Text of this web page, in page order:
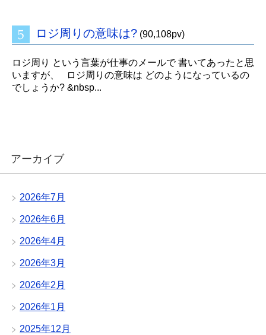
ロジ周りの意味は? (90,108pv)
ロジ周り という言葉が仕事のメールで 書いてあったと思
いますが、 ロジ周りの意味は どのようになっているの
でしょうか? &nbsp...
アーカイブ
2026年7月
2026年6月
2026年4月
2026年3月
2026年2月
2026年1月
2025年12月